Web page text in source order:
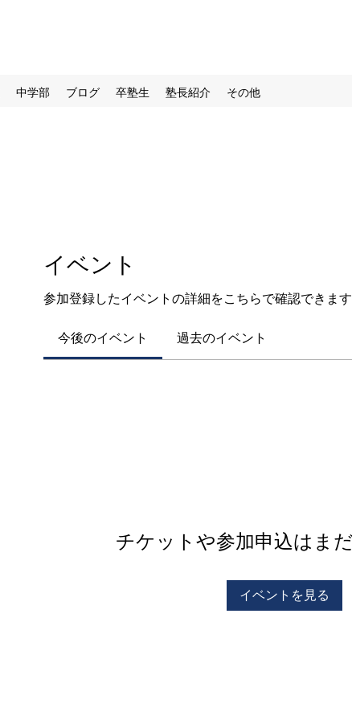
中学部 ブログ 卒塾生 塾長紹介 その他
イベント
参加登録したイベントの詳細をこちらで確認できます
今後のイベント 過去のイベント
チケットや参加申込はま
イベントを見る